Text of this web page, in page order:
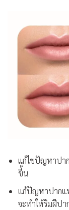
แก้ไขปัญหาปาก
ขึ้น
แก้ปัญหาปากแ
จะทำให้ริมฝีป